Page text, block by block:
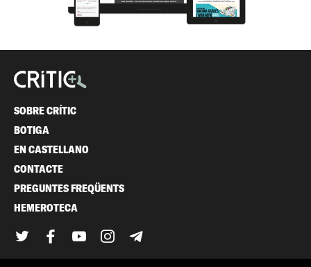
SOBRE CRÍTIC
BOTIGA
EN CASTELLANO
CONTACTE
PREGUNTES FREQÜENTS
HEMEROTECA
TwitterFacebook
YouTubeInstagram